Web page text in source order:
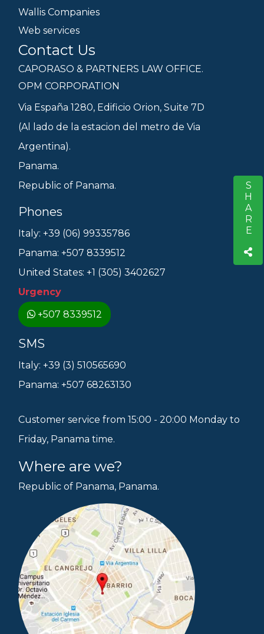
SHARE
Wallis Companies
Web services
Contact Us
CAPORASO & PARTNERS LAW OFFICE.
OPM CORPORATION
Via España 1280, Edificio Orion, Suite 7D
(Al lado de la estacion del metro de Via
Argentina).
Panama.
Republic of Panama.
Phones
Italy: +39 (06) 99335786
Panama: +507 8339512
United States: +1 (305) 3402627
Urgency
+507 8339512
SMS
Italy: +39 (3) 510565690
Panama: +507 68263130
Customer service from 15:00 - 20:00 Monday to
Friday, Panama time.
Where are we?
Republic of Panama, Panama.